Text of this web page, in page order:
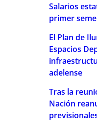
Salarios
primer
El Plan de
Espacios
adelense
Tras la
Nación